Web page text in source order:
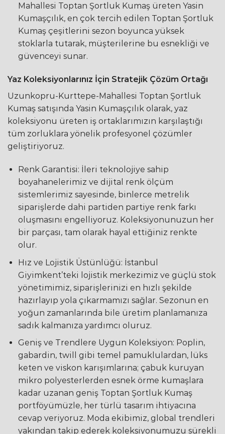
Mahallesi Toptan Şortluk Kumaş üreten Yasin
Kumaşçılık, en çok tercih edilen Toptan Şortluk
Kumaş çeşitlerini sezon boyunca yüksek
stoklarla tutarak, müşterilerine bu esnekliği ve
güvenceyi sunar.
Yaz Koleksiyonlarınız İçin Stratejik Çözüm Ortağı
Uzunkopru-Kurttepe-Mahallesi Toptan Şortluk
Kumaş satışında Yasin Kumaşçılık olarak, yaz
koleksiyonu üreten iş ortaklarımızın karşılaştığı
tüm zorluklara yönelik profesyonel çözümler
geliştiriyoruz.
Renk Garantisi: İleri teknolojiye sahip
boyahanelerimiz ve dijital renk ölçüm
sistemlerimiz sayesinde, binlerce metrelik
siparişlerde dahi partiden partiye renk farkı
oluşmasını engelliyoruz. Koleksiyonunuzun her
bir parçası, tam olarak hayal ettiğiniz renkte
olur.
Hız ve Lojistik Üstünlüğü: İstanbul
Giyimkent’teki lojistik merkezimiz ve güçlü stok
yönetimimiz, siparişlerinizi en hızlı şekilde
hazırlayıp yola çıkarmamızı sağlar. Sezonun en
yoğun zamanlarında bile üretim planlamanıza
sadık kalmanıza yardımcı oluruz.
Geniş ve Trendlere Uygun Koleksiyon: Poplin,
gabardin, twill gibi temel pamuklulardan, lüks
keten ve viskon karışımlarına; çabuk kuruyan
mikro polyesterlerden esnek örme kumaşlara
kadar uzanan geniş Toptan Şortluk Kumaş
portföyümüzle, her türlü tasarım ihtiyacına
cevap veriyoruz. Moda ekibimiz, global trendleri
yakından takip ederek koleksiyonumuzu sürekli